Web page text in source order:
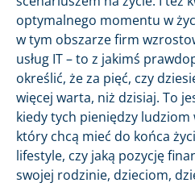
optymalnego momentu w
w tym obszarze firm
usług IT – to z jakimś
określić, że za pięć, czy
więcej warta, niż dzisiaj. To
kiedy tych pieniędzy ludziom
który chcą mieć do końca
lifestyle, czy jaką pozycję
swojej rodzinie, dzieciom,